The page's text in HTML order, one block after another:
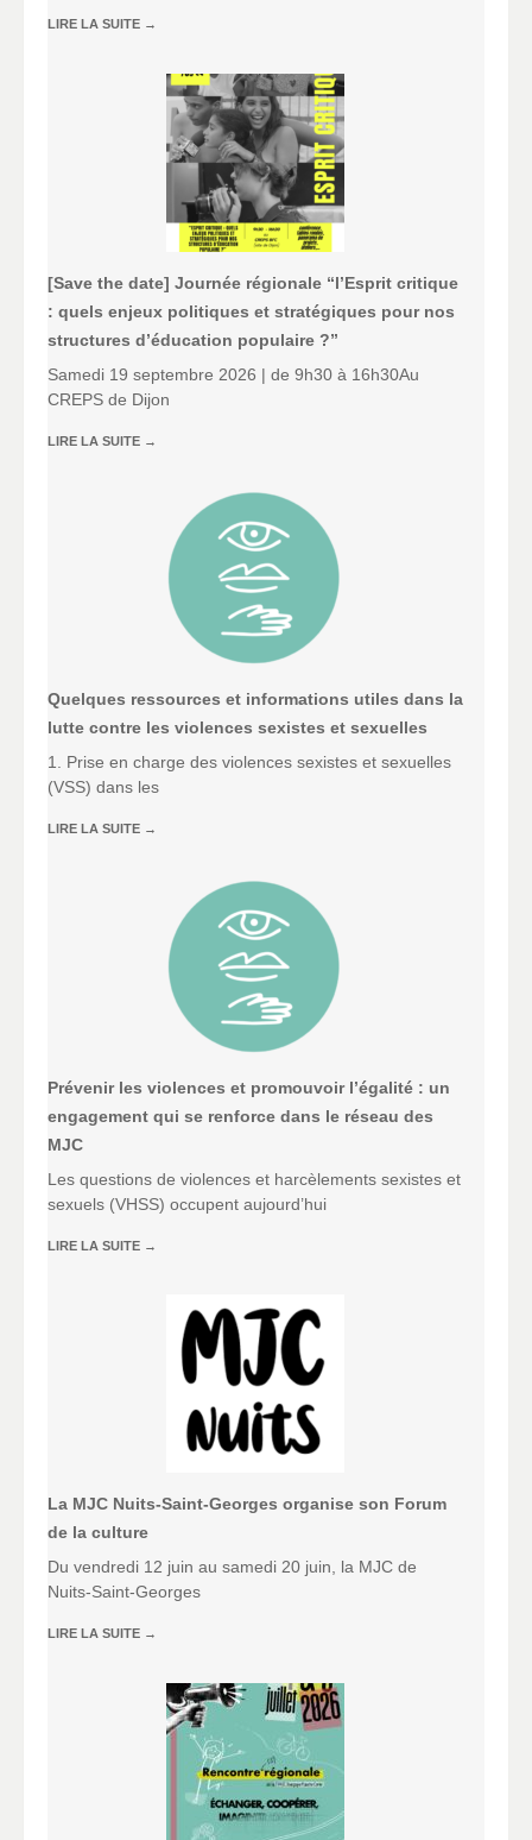
LIRE LA SUITE →
[Save the date] Journée régionale “l’Esprit critique
: quels enjeux politiques et stratégiques pour nos
structures d’éducation populaire ?”
Samedi 19 septembre 2026 | de 9h30 à 16h30Au
CREPS de Dijon
LIRE LA SUITE →
Quelques ressources et informations utiles dans la
lutte contre les violences sexistes et sexuelles
1. Prise en charge des violences sexistes et sexuelles
(VSS) dans les
LIRE LA SUITE →
Prévenir les violences et promouvoir l’égalité : un
engagement qui se renforce dans le réseau des
MJC
Les questions de violences et harcèlements sexistes et
sexuels (VHSS) occupent aujourd’hui
LIRE LA SUITE →
La MJC Nuits-Saint-Georges organise son Forum
de la culture
Du vendredi 12 juin au samedi 20 juin, la MJC de
Nuits-Saint-Georges
LIRE LA SUITE →